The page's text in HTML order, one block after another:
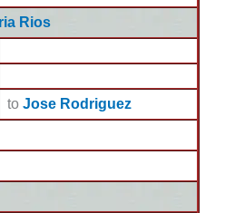
Rios
to Jose Rodriguez